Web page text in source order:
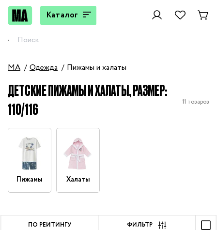
Каталог
MA Одежда Пижамы и халаты
ДЕТСКИЕ ПИЖАМЫ И ХАЛАТЫ, РАЗМЕР:
110/116
11 товаров
Пижамы Халаты
ПО РЕЙТИНГУ ФИЛЬТР